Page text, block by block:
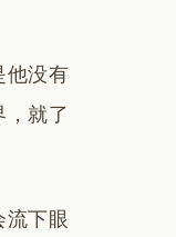
他没有
，就了
流下眼